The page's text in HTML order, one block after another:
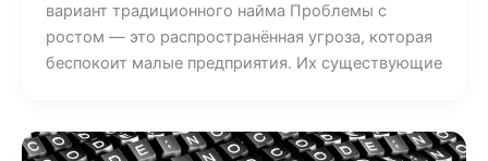
вариант традиционного найма Проблемы с
ростом — это распространённая угроза, которая
беспокоит малые предприятия. Их существующие